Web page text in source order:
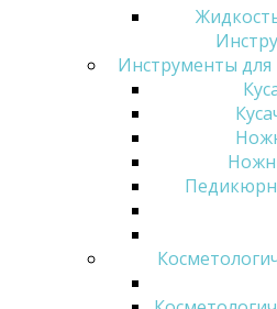
Инструменты